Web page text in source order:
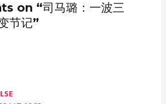
on “司马璐：一波三
节记”